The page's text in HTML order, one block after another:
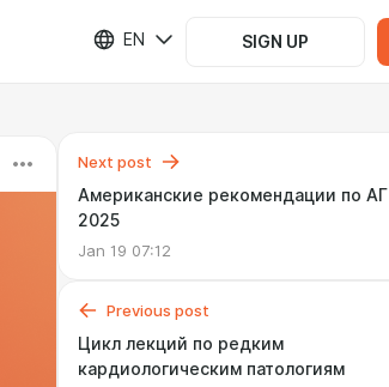
EN SIGN UP
Next post
Американские рекомендации по АГ
2025
Jan 19 07:12
Previous post
Цикл лекций по редким
кардиологическим патологиям